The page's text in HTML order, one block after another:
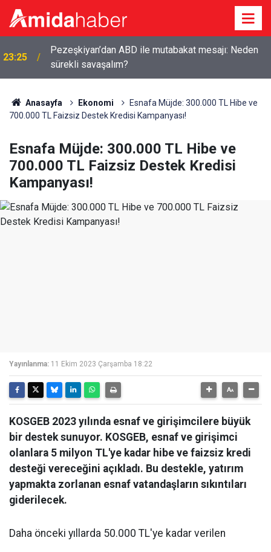
23:25
Pezeşkiyan’dan ABD ile mutabakat mesajı: Neden
sürekli savaşalım?
Anasayfa Ekonomi
Esnafa Müjde: 300.000 TL Hibe ve
700.000 TL Faizsiz Destek Kredisi Kampanyası!
Esnafa Müjde: 300.000 TL Hibe ve
700.000 TL Faizsiz Destek Kredisi
Kampanyası!
Yayınlanma: 11 Ekim 2023 Çarşamba 18:22
KOSGEB 2023 yılında esnaf ve girişimcilere büyük
bir destek sunuyor. KOSGEB, esnaf ve girişimci
olanlara 5 milyon TL'ye kadar hibe ve faizsiz kredi
desteği vereceğini açıkladı. Bu destekle, yatırım
yapmakta zorlanan esnaf vatandaşların sıkıntıları
giderilecek.
Daha önceki yıllarda 50.000 TL'ye kadar verilen